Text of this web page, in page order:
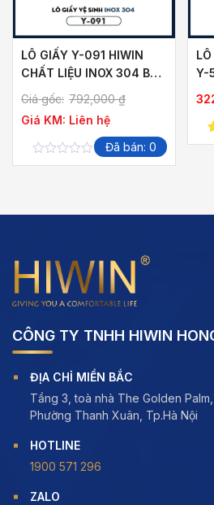
LÔ GIẤY Y-091 HIWIN
CHẤT LIỆU INOX 304 BỀN
Giá gốc: 792,000₫
Giá KM: Liên hệ
0
Đã bán: 0
Y-
CÔNG TY TNHH HIWIN
ĐỊA CHỈ MIỀN BẮC
Tầng 3, toà nhà The Golden Palm,
Phường Thanh Xuân, Tp.Hà Nội
HOTLINE
1900 571 296
ZALO